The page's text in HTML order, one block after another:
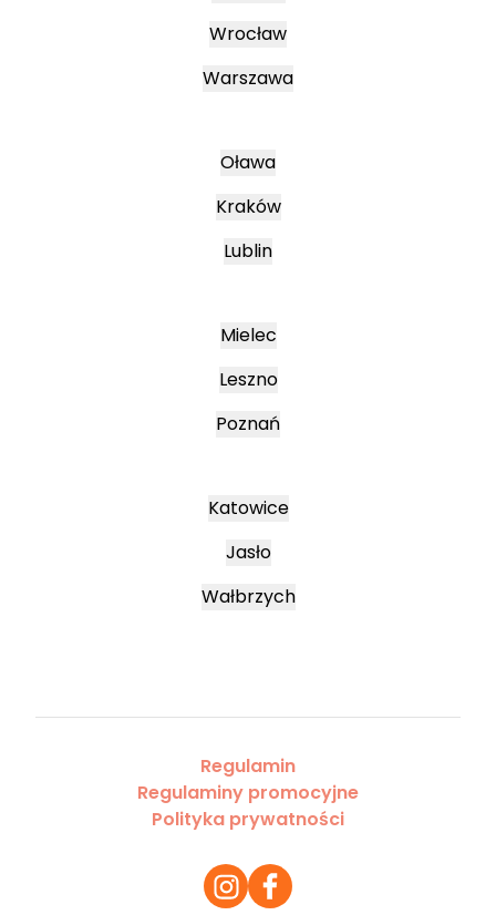
Wrocław
Warszawa
Oława
Kraków
Lublin
Mielec
Leszno
Poznań
Katowice
Jasło
Wałbrzych
Regulamin
Regulaminy promocyjne
Polityka prywatności